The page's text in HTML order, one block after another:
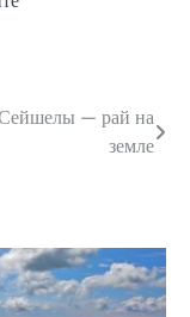
— рай на
земле